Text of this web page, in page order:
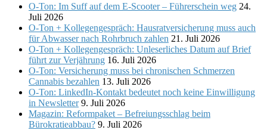
O-Ton: Im Suff auf dem E-Scooter – Führerschein weg 24.
Juli 2026
O-Ton + Kollegengespräch: Hausratversicherung muss auch
für Abwasser nach Rohrbruch zahlen 21. Juli 2026
O-Ton + Kollegengespräch: Unleserliches Datum auf Brief
führt zur Verjährung 16. Juli 2026
O-Ton: Versicherung muss bei chronischen Schmerzen
Cannabis bezahlen 13. Juli 2026
O-Ton: LinkedIn-Kontakt bedeutet noch keine Einwilligung
in Newsletter 9. Juli 2026
Magazin: Reformpaket – Befreiungsschlag beim
Bürokratieabbau? 9. Juli 2026